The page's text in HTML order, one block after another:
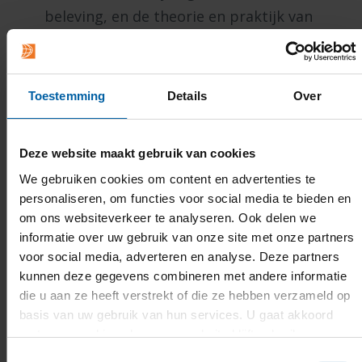
Toestemming Details Over
Deze website maakt gebruik van cookies
We gebruiken cookies om content en advertenties te
personaliseren, om functies voor social media te bieden en
om ons websiteverkeer te analyseren. Ook delen we
informatie over uw gebruik van onze site met onze partners
voor social media, adverteren en analyse. Deze partners
kunnen deze gegevens combineren met andere informatie
die u aan ze heeft verstrekt of die ze hebben verzameld op
basis van uw gebruik van hun services. U gaat akkoord
met onze cookies als u onze website blijft gebruiken.
beleving, en de theorie en praktijk van
Diversiteit en inclusie, gedreven door
intersectorale invalshoeken.
De artistieke en amusementsaspecten van de
videogame-industrie zijn kritisch onderbelicht
in vergelijking met ‘serious’/toegepaste
videogames. Als er al onderzoek is gedaan,
wordt dit vaak intern bij bedrijven gedaan,
weerspiegelen de steekproeven niet de
reikwijdte van de industrie of is de
methodologie moeilijk toe te passen in ateliers.
Het doel van het lectoraat is om vooruitgang te
boeken bij het aanpakken van deze problemen